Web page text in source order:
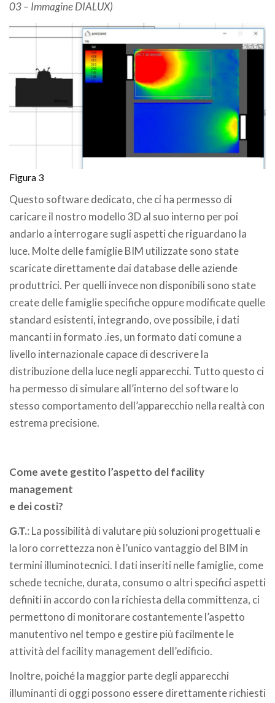
03 – Immagine DIALUX)
Figura 3
Questo software dedicato, che ci ha permesso di
caricare il nostro modello 3D al suo interno per poi
andarlo a interrogare sugli aspetti che riguardano la
luce. Molte delle famiglie BIM utilizzate sono state
scaricate direttamente dai database delle aziende
produttrici. Per quelli invece non disponibili sono state
create delle famiglie specifiche oppure modificate quelle
standard esistenti, integrando, ove possibile, i dati
mancanti in formato .ies, un formato dati comune a
livello internazionale capace di descrivere la
distribuzione della luce negli apparecchi. Tutto questo ci
ha permesso di simulare all’interno del software lo
stesso comportamento dell’apparecchio nella realtà con
estrema precisione.
Come avete gestito l’aspetto del facility
management
e dei costi?
G.T.: La possibilità di valutare più soluzioni progettuali e
la loro correttezza non è l’unico vantaggio del BIM in
termini illuminotecnici. I dati inseriti nelle famiglie, come
schede tecniche, durata, consumo o altri specifici aspetti
definiti in accordo con la richiesta della committenza, ci
permettono di monitorare costantemente l’aspetto
manutentivo nel tempo e gestire più facilmente le
attività del facility management dell’edificio.
Inoltre, poiché la maggior parte degli apparecchi
illuminanti di oggi possono essere direttamente richiesti